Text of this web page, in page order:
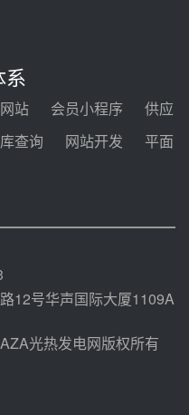
年熔盐介质框架协议
试研院中标重能新疆
热项目机组调试及性能
构建绿色低碳电力供给
系
站 会员小程序
供应
查询 网站开发
平面
12号华声国际大厦1109A
光热发电网版权所有